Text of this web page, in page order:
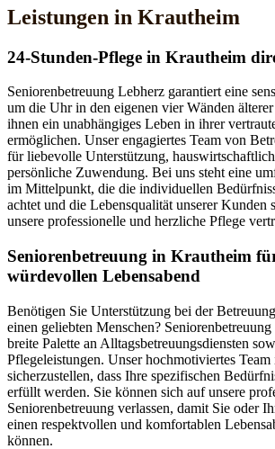
Leistungen in Krautheim
24-Stunden-Pflege in Krautheim
Seniorenbetreuung Lebherz garantiert eine
um die Uhr in den eigenen vier Wänden
ihnen ein unabhängiges Leben in ihrer
ermöglichen. Unser engagiertes Team von
für liebevolle Unterstützung,
persönliche Zuwendung. Bei uns steht eine
im Mittelpunkt, die die individuellen
achtet und die Lebensqualität unserer Kunden
unsere professionelle und herzliche Pflege
Senioren­betreuung in Krautheim
würdevollen Lebensabend
Benötigen Sie Unterstützung bei der
einen geliebten Menschen?
breite Palette an Alltagsbetreuungsdiensten
Pflegeleistungen. Unser hochmotiviertes Team
sicherzustellen, dass Ihre spezifischen
erfüllt werden. Sie können sich auf unsere
Seniorenbetreuung verlassen, damit Sie oder
einen respektvollen und komfortablen
können.